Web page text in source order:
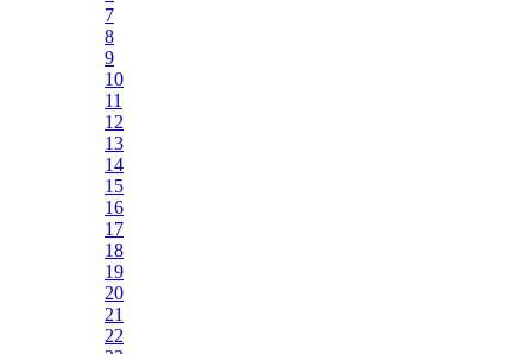
7
8
9
10
11
12
13
14
15
16
17
18
19
20
21
22